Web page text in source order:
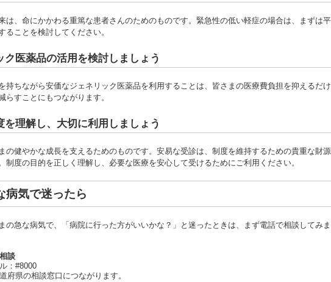
は、命にかかわる重篤な患者さんのためのものです。緊急性の低い軽症の場合は、まずは平
ることを検討してください。
ク医薬品の活用を検討しましょう
持ちながら安価なジェネリック医薬品を利用することは、皆さまの医療費負担を抑えるだ
らすことにもつながります。
を理解し、大切に利用しましょう
の健やかな成長を支えるためのものです。安易な受診は、制度を維持するための貴重な財
制度の目的を正しく理解し、必要な医療を安心して受けるためにご利用ください。
病気で迷ったら
の急な病気で、「病院に行った方がいいかな？」と迷ったときは、まず電話で相談してみ
談
：#8000
府県の相談窓口につながります。